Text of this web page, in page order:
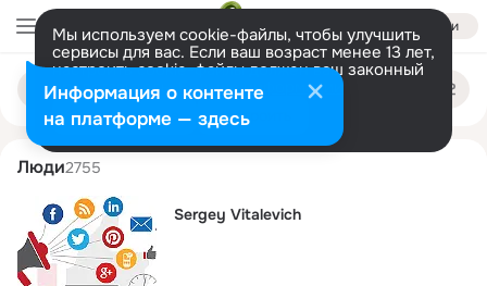
Войти
Мы используем cookie-файлы, чтобы улучшить
сервисы для вас. Если ваш возраст менее 13 лет,
настроить cookie-файлы должен ваш законный
представитель. Больше информации
Разрешить все Настроить
Поиск
людям
sergey vitalevich
Люди2755
Sergey Vitalevich
Информация о контенте
на платформе — здесь